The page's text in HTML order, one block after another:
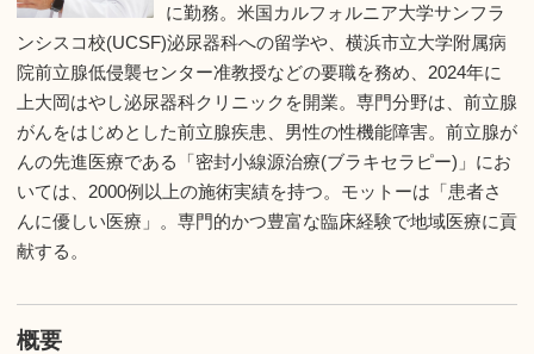
に勤務。米国カルフォルニア大学サンフラ
ンシスコ校(UCSF)泌尿器科への留学や、横浜市立大学附属病
院前立腺低侵襲センター准教授などの要職を務め、2024年に
上大岡はやし泌尿器科クリニックを開業。専門分野は、前立腺
がんをはじめとした前立腺疾患、男性の性機能障害。前立腺が
んの先進医療である「密封小線源治療(ブラキセラピー)」にお
いては、2000例以上の施術実績を持つ。モットーは「患者さ
んに優しい医療」。専門的かつ豊富な臨床経験で地域医療に貢
献する。
概要